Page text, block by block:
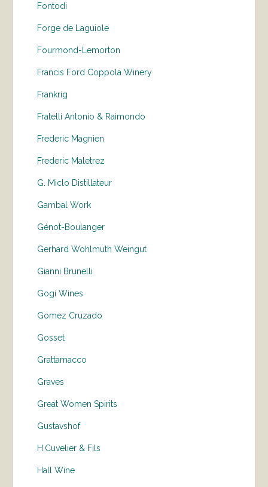
Fontodi
Forge de Laguiole
Fourmond-Lemorton
Francis Ford Coppola Winery
Frankrig
Fratelli Antonio & Raimondo
Frederic Magnien
Frederic Maletrez
G. Miclo Distillateur
Gambal Work
Génot-Boulanger
Gerhard Wohlmuth Weingut
Gianni Brunelli
Gogi Wines
Gomez Cruzado
Gosset
Grattamacco
Graves
Great Women Spirits
Gustavshof
H.Cuvelier & Fils
Hall Wine